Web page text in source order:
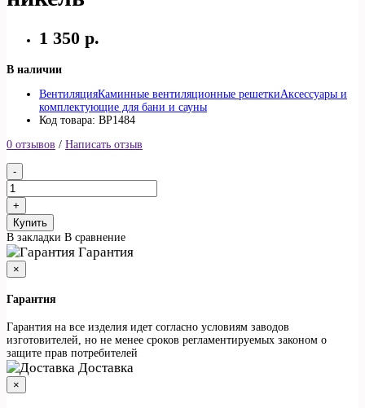
1 350 р.
В наличии
ВентиляцияКаминные вентиляционные решеткиАксессуары и
комплектующие для бани и сауны
Код товара: ВР1484
0 отзывов / Написать отзыв
Купить
В закладки В сравнение
Гарантия
×
Гарантия
Гарантия на все изделия идет согласно условиям заводов
изготовителей, но не менее сроков регламентируемых законом о
защите прав потребителей
Доставка
×